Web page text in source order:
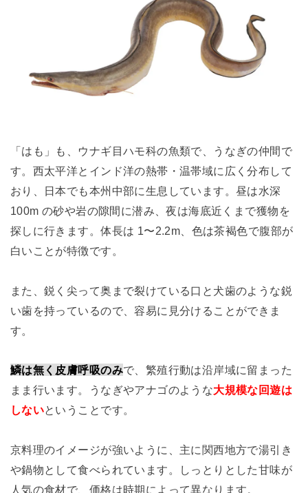
「はも」も、ウナギ目ハモ科の魚類で、うなぎの仲間で
す。西太平洋とインド洋の熱帯・温帯域に広く分布して
おり、日本でも本州中部に生息しています。昼は水深
100m の砂や岩の隙間に潜み、夜は海底近くまで獲物を
探しに行きます。体長は 1〜2.2m、色は茶褐色で腹部が
白いことが特徴です。
また、鋭く尖って奥まで裂けている口と犬歯のような鋭
い歯を持っているので、容易に見分けることができま
す。
鱗は無く皮膚呼吸のみで、繁殖行動は沿岸域に留まった
まま行います。うなぎやアナゴのような大規模な回遊は
しないということです。
京料理のイメージが強いように、主に関西地方で湯引き
や鍋物として食べられています。しっとりとした甘味が
人気の食材で、価格は時期によって異なります。